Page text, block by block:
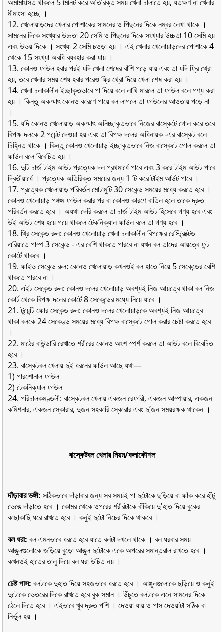
মীমাংসা হচ্ছে ।
12. খেলােয়াড়দের খেলার পােশাকের সামনের ও পিছনের দিকে নম্বর লেখা থাকে ।
সামনের দিকে সংখ্যার উচ্চতা 20 সেমি ও পিছনের দিকে সংখ্যার উচ্চতা 10 সেমি হয়
এবং উভয় দিকে । সংখ্যা 2 সেমি চওড়া হয় । এই খেলার খেলােয়াড়দের পােশাকে 4
থেকে 15 সংখ্যা অবধি ব্যবহার করা যায় ।
13. কোনও ফাউল হবার পরই যদি খেলা শেষের বাঁশি পড়ে যায় এবং তা যদি ফ্রি থ্রো
হয়, তবে খেলার সময় শেষ হবার পরেও ফ্রি থ্রো দিয়ে খেলা শেষ করা হয় ।
14. খেলা চলাকালীন ইচ্ছাকৃতভাবে পা দিয়ে বলে লাথি মারলে তা ফাউল বলে গণ্য করা
হয় । কিন্তু অকস্মাৎ কোনও কারণে পায়ে বল লাগলে তা ফাউলের আওতায় পড়ে না
।
15. যদি কোনও খেলােয়াড় অকস্মাৎ অনিচ্ছাকৃতভাবে নিজের বাস্কেটে গােল করে তবে
বিপক্ষ দলকে 2 পয়েন্ট দেওয়া হয় এবং তা বিপক্ষ দলের অধিনায়ক -এর বাস্কেট বলে
চিহ্নিত থাকে । কিন্তু কোনও খেলােয়াড় ইচ্ছাকৃতভাবে নিজ বাস্কেটে গােল করলে তা
ফাউল বলে বিবেচিত হয় ।
16. দুটি চার্জ টাইম আউট প্রত্যেক দল প্রথমার্ধে পাবে এবং 3 করে টাইম আউট পাবে
দ্বিতীয়ার্ধে । প্রত্যেক অতিরিক্ত সময়ের জন্য 1 টি করে টাইম আউট পাবে ।
17. প্রত্যেক খেলােয়াড় পরিবর্তন মােটামুটি 30 সেকেন্ড সময়ের মধ্যে করতে হবে ।
কোনও খেলােয়াড় পঞ্চম ফাউল করার পর বা কোনও কারণে বাতিল হলে তাকে দ্রুত
পরিবর্তন করতে হবে । অযথা দেরি করলে তা চার্জ টাইম আউট হিসেবে গণ্য হবে এবং
উই আউট শেষ হয়ে গয়ে থাকলে টেকনিক্যাল ফাউল বলে তা গণ্য হবে ।
18. থ্রি সেকেন্ড রুল: কোনও খেলােয়াড় খেলা চলাকালীন বিপক্ষের রেস্ট্রিক্টেড
এরিয়াতে পাম্প 3 সেকেন্ড - এর বেশি থাকতে পারবে না যখন বল তাদের আয়ত্বে ফন্ট
কোর্টে থাকবে ।
19. ফাইভ সেকেন্ড রুল: কোনও খেলােয়াড় কখনওই বল হাতে নিয়ে 5 সেকেন্ডের বেশি
থাকতে পারবে না ।
20. এইট সেকেন্ড রুল: কোনও দলের খেলােয়াড় অবশ্যই নিজ আয়ত্বে থাকা বল নিজ
কোর্ট থেকে বিপক্ষ দলের কোর্টে 8 সেকেন্ডের মধ্যে নিয়ে যাবে ।
21. টুয়েন্টি ফোর সেকেন্ড রুল: কোনও দলের খেলােয়াড়কে অবশ্যই নিজ আয়ত্বে
থাকা বলকে 24 সেকেণ্ড সময়ের মধ্যে বিপক্ষ বাস্কেটে গােল করার চেষ্টা করতে হবে
।
22. মাঠের বাউন্ডারি রেখাতে শরীরের কোনও অংশ স্পর্শ করলে তা আউট বলে বিবেচিত
হবে ।
23. বাস্কেটবল খেলায় দুই ধরনের ফাউল আছে যথা—
1) পারশােনাল ফাউল
2) টেকনিক্যাল ফাউল
24. পরিচালকমণ্ডলী: বাস্কেটবল খেলায় একজন রেফারী, একজন আম্পায়ার, একজন
কমিশনার, একজন স্কোরার, দুজন সহকারি স্কোরার এবং দু’জন সময়রক্ষক থাকেন ।
বাস্কেটবল খেলার নিয়ম/কলাকৌশল
দাঁড়াবার ভঙ্গী: সঠিকভাবে দাঁড়াবার জন্য সব সময়ই পা দুটোকে ছড়িয়ে বা ফাঁক করে হাঁটু
ভেঙে দাঁড়াতে হবে । কোমর থেকে ওপরের শরীরটাকে বাঁকিয়ে দু'হাত দিয়ে বুকের
কাছাকাছি ধরে রাখতে হবে । কনুই দুটো নিচের দিকে থাকবে ।
বল ধরা: বল এমনভাবে ধরতে হবে যাতে বলটা দখলে থাকে । বল ধরবার সময়
আঙুলগুলােকে জড়িয়ে বুড়াে আঙুল দুটোকে একে অপরের সমান্তরাল রাখতে হবে ।
কখনওই হাতের তালু দিয়ে বল ধরা উচিত নয় ।
চেষ্ট পাস: বলটাকে দুহাত দিয়ে সহজভাবে ধরতে হবে । আঙুলগুলােকে ছড়িয়ে ও কনুই
দুটোকে ভেতরের দিকে রাখতে হবে বুক সমান । উঁচুতে বলটাকে এনে সামনের দিকে
ঠেলে দিতে হবে । এইভাবে খুব দ্রুত পশি । দেওয়া যায় ও পাস দেওয়াটা সঠিক বা
নির্ভুল হয় ।